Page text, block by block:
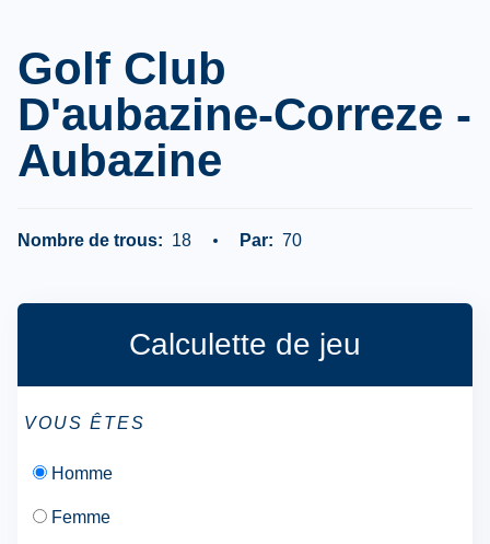
Golf Club
D'aubazine-Correze -
Aubazine
Nombre de trous: 18 Par: 70
Calculette de jeu
VOUS ÊTES
Homme
Femme